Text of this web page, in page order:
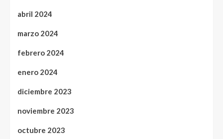
abril 2024
marzo 2024
febrero 2024
enero 2024
diciembre 2023
noviembre 2023
octubre 2023